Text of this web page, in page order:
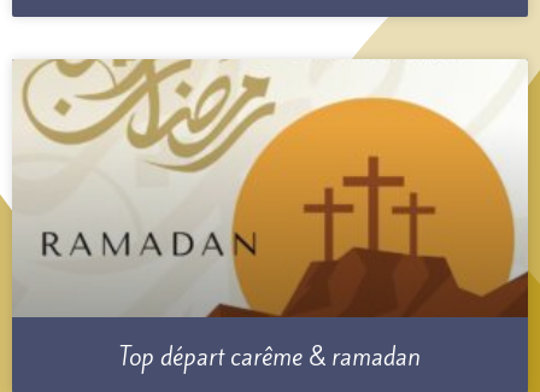
Top départ carême & ramadan